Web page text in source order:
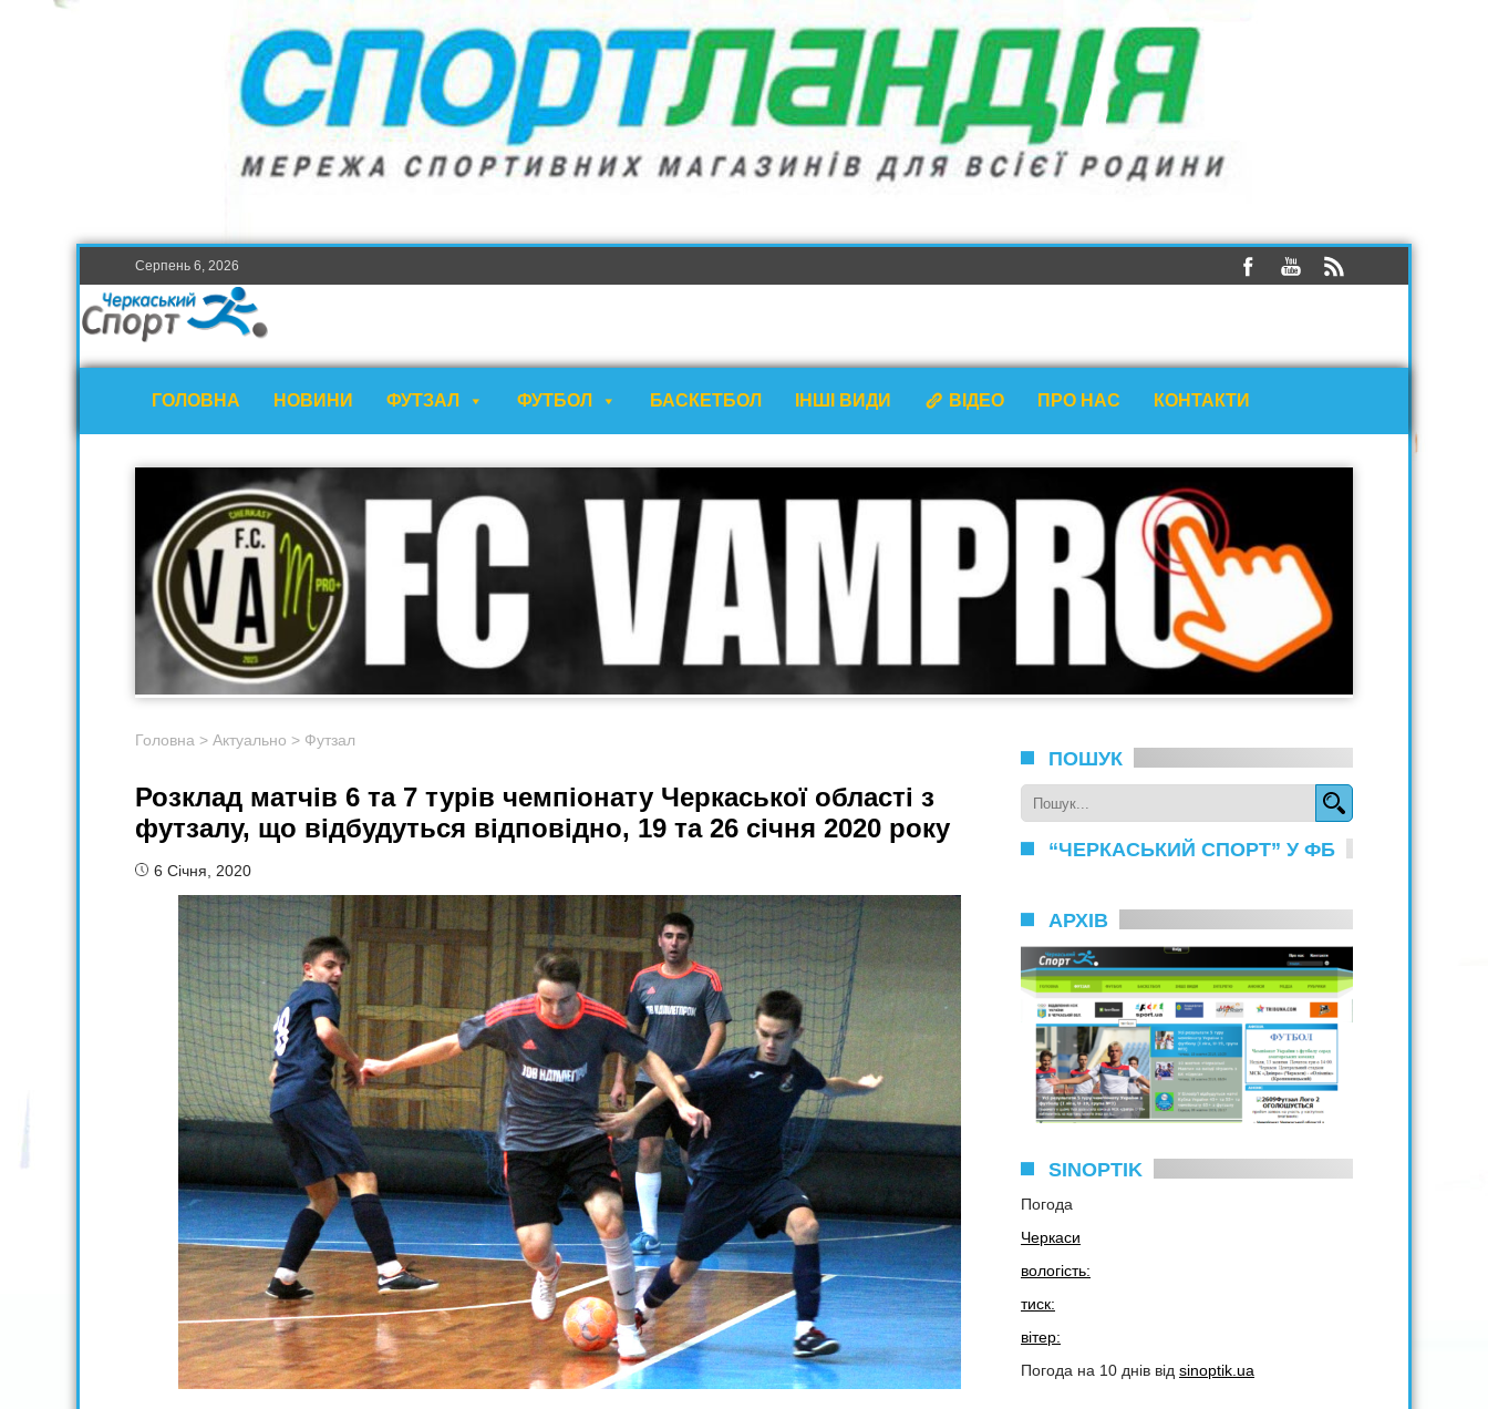
Серпень 6, 2026
ГОЛОВНА НОВИНИ ФУТЗАЛ ФУТБОЛ БАСКЕТБОЛ ІНШІ ВИДИ ВІДЕО ПРО НАС КОНТАКТИ
Головна > Актуально > Футзал
Розклад матчів 6 та 7 турів чемпіонату Черкаської області з
футзалу, що відбудуться відповідно, 19 та 26 січня 2020 року
6 Січня, 2020
ПОШУК
“ЧЕРКАСЬКИЙ СПОРТ” У ФБ
АРХІВ
SINOPTIK
Погода
Черкаси
вологість:
тиск:
вітер:
Погода на 10 днів від sinoptik.ua